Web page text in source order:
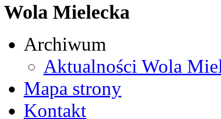
Wola Mielecka
Archiwum
Aktualności Wola
Mapa strony
Kontakt